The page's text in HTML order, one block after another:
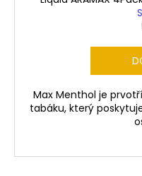
Max Menthol je
tabáku, který